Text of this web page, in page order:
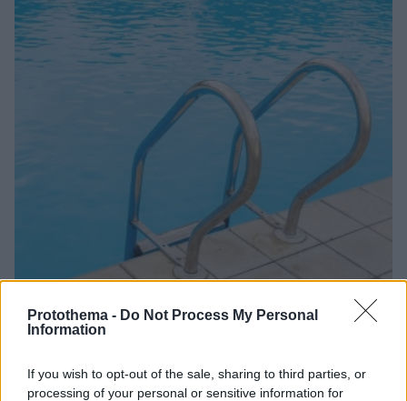
Protothema - Do Not Process My Personal
Information
If you wish to opt-out of the sale, sharing to third parties, or
processing of your personal or sensitive information for
όταν πνίγηκε ο 4χρονος, έρευνα για την άδεια της
πισίνας: Το χρονικό της τραγωδίας
09.08.2026, 09:28